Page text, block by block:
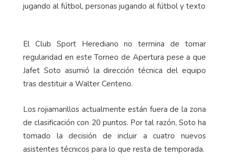
El Club Sport Herediano no termina de tomar
regularidad en este Torneo de Apertura pese a que
Jafet Soto asumió la dirección técnica del equipo
tras destituir a Walter Centeno.
Los rojiamarillos actualmente están fuera de la zona
de clasificación con 20 puntos. Por tal razón, Soto ha
tomado la decisión de incluir a cuatro nuevos
asistentes técnicos para lo que resta de temporada.